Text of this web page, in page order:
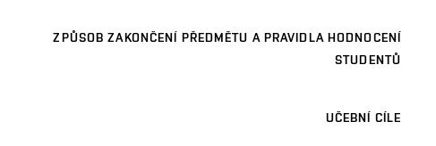
ZPŮSOB ZAKONČENÍ PŘEDMĚTU A PRAVIDLA HODNOCENÍ
STUDENTŮ
UČEBNÍ CÍLE